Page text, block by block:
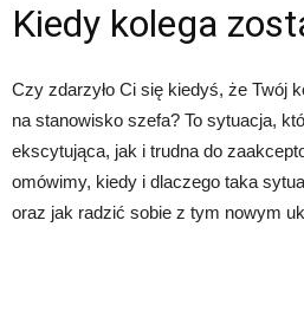
Kiedy kolega
Czy zdarzyło Ci się kiedyś, że Twój
na stanowisko szefa? To sytuacja,
ekscytująca, jak i trudna do
omówimy, kiedy i dlaczego taka
oraz jak radzić sobie z tym nowym